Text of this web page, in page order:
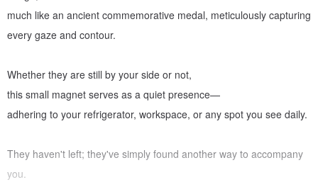
much like an ancient commemorative medal, meticulously capturing
every gaze and contour.
Whether they are still by your side or not,
this small magnet serves as a quiet presence—
adhering to your refrigerator, workspace, or any spot you see daily.
They haven't left; they've simply found another way to accompany
you.